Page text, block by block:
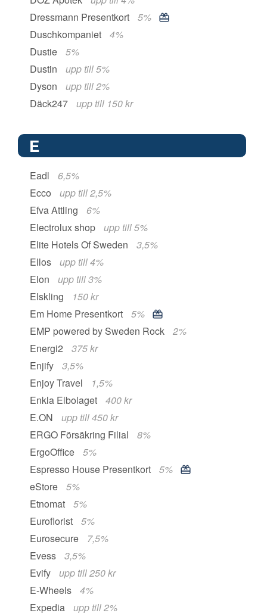
Dressmann Presentkort
5%
Duschkompaniet
4%
Dustie
5%
Dustin
upp till 5%
Dyson
upp till 2%
Däck247
upp till 150 kr
E
Eadl
6,5%
Ecco
upp till 2,5%
Efva Attling
6%
Electrolux shop
upp till 5%
Elite Hotels Of Sweden
3,5%
Ellos
upp till 4%
Elon
upp till 3%
Elskling
150 kr
Em Home Presentkort
5%
EMP powered by Sweden Rock
2%
Energi2
375 kr
Enjify
3,5%
Enjoy Travel
1,5%
Enkla Elbolaget
400 kr
E.ON
upp till 450 kr
ERGO Försäkring Filial
8%
ErgoOffice
5%
Espresso House Presentkort
5%
eStore
5%
Etnomat
5%
Euroflorist
5%
Eurosecure
7,5%
Evess
3,5%
Evify
upp till 250 kr
E-Wheels
4%
Expedia
upp till 2%